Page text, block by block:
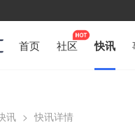
首页 社区 快讯
讯 > 快讯详情